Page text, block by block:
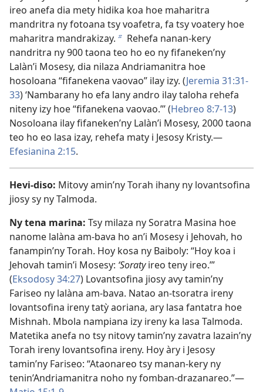
ireo anefa dia mety hidika koa hoe maharitra
mandritra ny fotoana tsy voafetra, fa tsy voatery hoe
maharitra mandrakizay. b Rehefa nanan-kery
nandritra ny 900 taona teo ho eo ny fifaneken’ny
Lalàn’i Mosesy, dia nilaza Andriamanitra hoe
hosoloana “fifanekena vaovao” ilay izy. (Jeremia 31:31-
33) ‘Nambarany ho efa lany andro ilay taloha rehefa
niteny izy hoe “fifanekena vaovao.”’ (Hebreo 8:7-13)
Nosoloana ilay fifaneken’ny Lalàn’i Mosesy, 2000 taona
teo ho eo lasa izay, rehefa maty i Jesosy Kristy.—
Efesianina 2:15.
Hevi-diso: Mitovy amin’ny Torah ihany ny lovantsofina
jiosy sy ny Talmoda.
Ny tena marina: Tsy milaza ny Soratra Masina hoe
nanome lalàna am-bava ho an’i Mosesy i Jehovah, ho
fanampin’ny Torah. Hoy kosa ny Baiboly: “Hoy koa i
Jehovah tamin’i Mosesy: ‘Soratyireo teny ireo.’”
(Eksodosy 34:27) Lovantsofina jiosy avy tamin’ny
Fariseo ny lalàna am-bava. Natao an-tsoratra ireny
lovantsofina ireny tatỳ aoriana, ary lasa fantatra hoe
Mishnah. Mbola nampiana izy ireny ka lasa Talmoda.
Matetika anefa no tsy nitovy tamin’ny zavatra lazain’ny
Torah ireny lovantsofina ireny. Hoy àry i Jesosy
tamin’ny Fariseo: “Ataonareo tsy manan-kery ny
tenin’Andriamanitra noho ny fomban-drazanareo.”—